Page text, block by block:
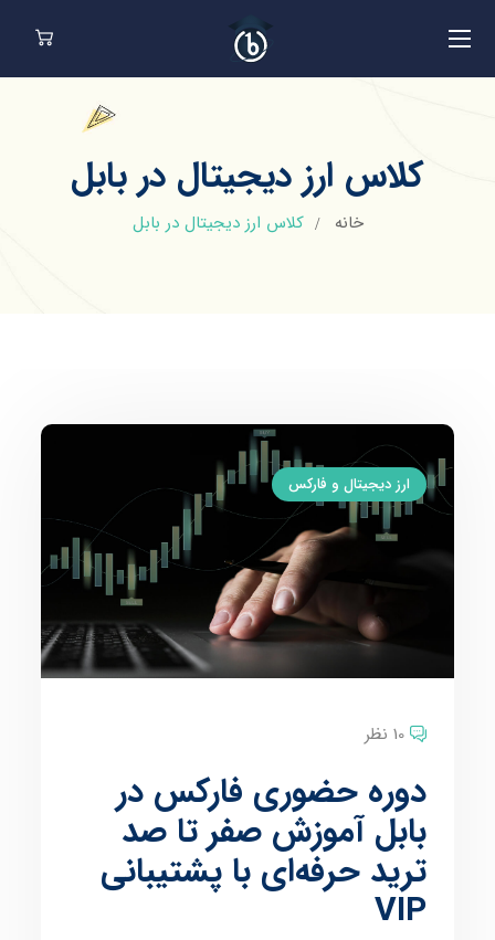
کلاس ارز دیجیتال در بابل
خانه کلاس ارز دیجیتال در بابل
ارز دیجیتال و فارکس
10 نظر
دوره حضوری فارکس در
بابل آموزش صفر تا صد
ترید حرفه‌ای با پشتیبانی
VIP